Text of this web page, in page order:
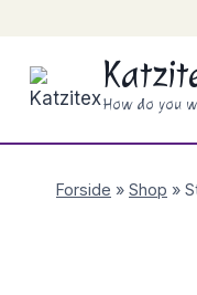
content
How do you
Forside » Shop »